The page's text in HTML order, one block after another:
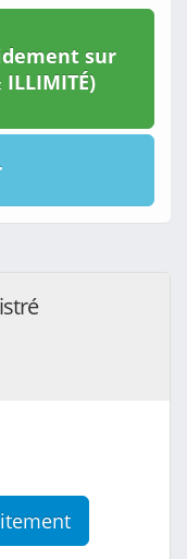
sur
ILLIMITÉ)